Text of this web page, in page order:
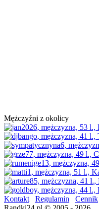
Mężczyźni z okolicy
Kontakt Regulamin Cennik